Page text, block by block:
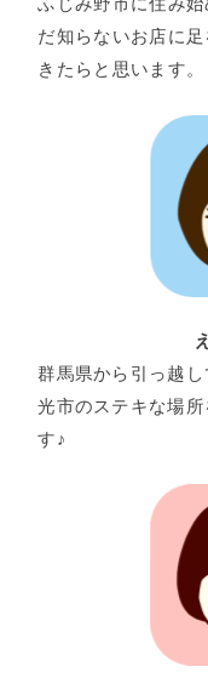
ふじみ野市に住み
だ知らないお店に
きたらと思います。
群馬県から引っ越
光市のステキな場
す♪